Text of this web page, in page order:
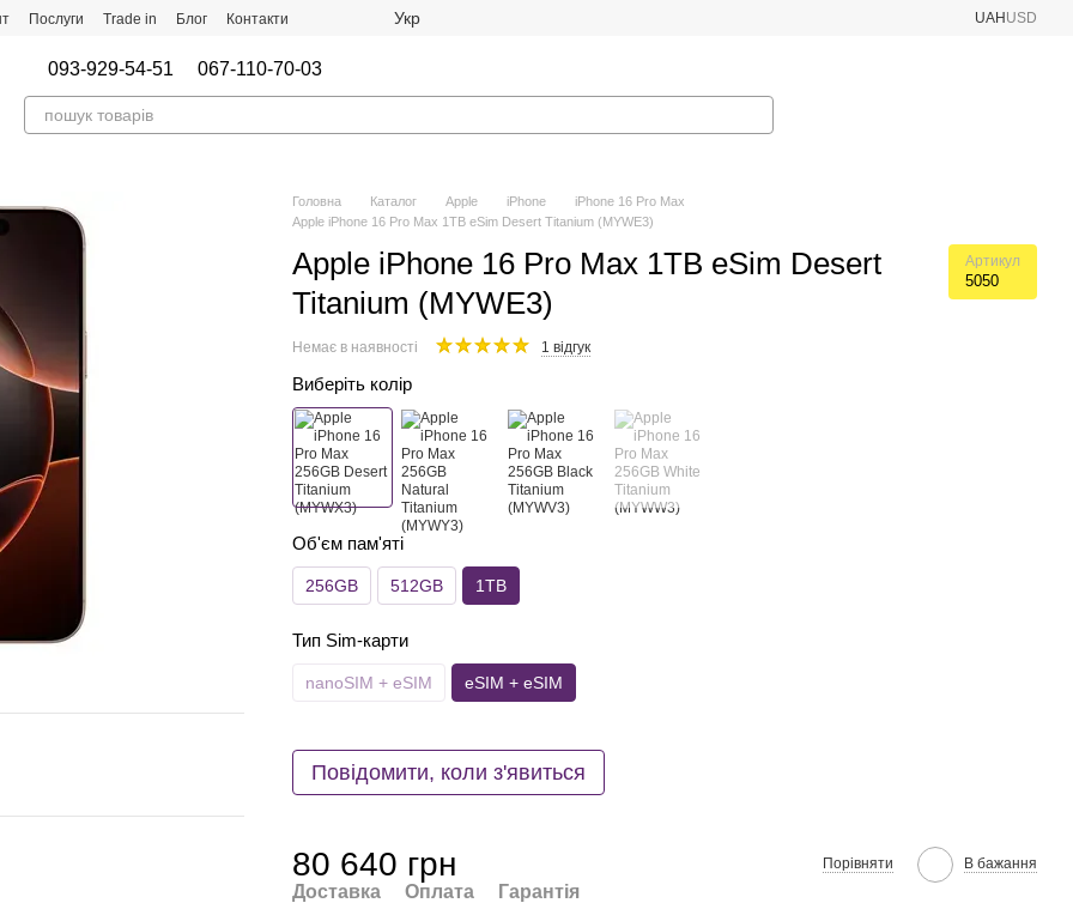
Послуги Trade in Блог Контакти Укр UAH USD
093-929-54-51 067-110-70-03
Головна Каталог Apple iPhone
iPhone 16 Pro Max
Apple iPhone 16 Pro Max 1TB eSim Desert Titanium (MYWE3)
Apple iPhone 16 Pro Max 1TB eSim Desert
Titanium (MYWE3)
Артикул
5050
Немає в наявності 1 відгук
Виберіть колір
Об'єм пам'яті
256GB 512GB 1TB
Тип Sim-карти
nanoSIM + eSIM eSIM + eSIM
Повідомити, коли з'явиться
80 640 грн Порівняти В бажання
Доставка Оплата Гарантія